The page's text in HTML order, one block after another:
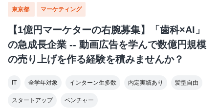
東京都 マーケティング
【1億円マーケターの右腕募集】「歯科×AI」
の急成長企業 -- 動画広告を学んで数億円規模
の売り上げを作る経験を積みませんか？
IT 全学年対象 インターン生多数 内定実績あり 髪型自由
スタートアップ ベンチャー